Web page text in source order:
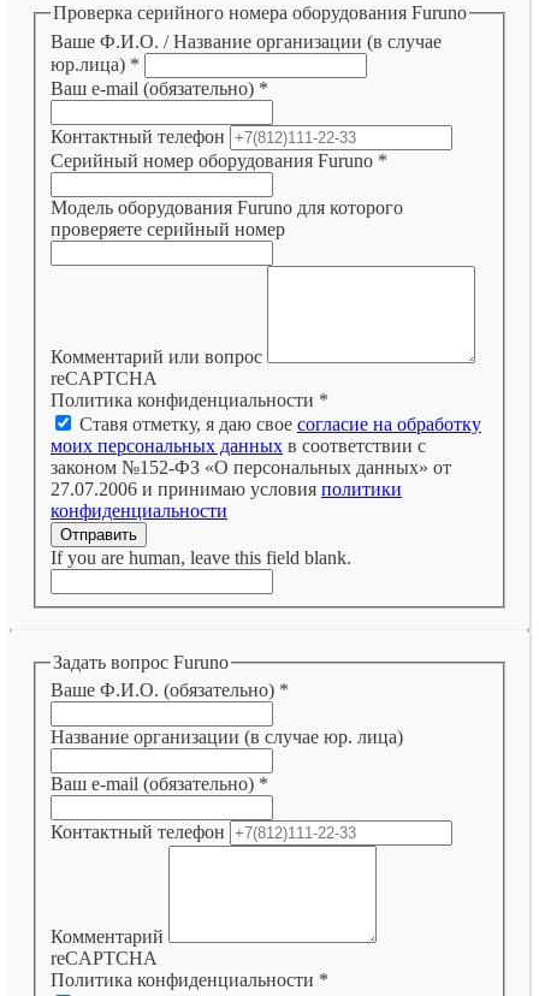
Проверка серийного номера оборудования Furuno
Ваше Ф.И.О. / Название организации (в случае
юр.лица) *
Ваш e-mail (обязательно) *
Контактный телефон
Серийный номер оборудования Furuno *
Модель оборудования Furuno для которого
проверяете серийный номер
Комментарий или вопрос
reCAPTCHA
Политика конфиденциальности *
Ставя отметку, я даю свое согласие на обработку
моих персональных данных в соответствии с
законом №152-ФЗ «О персональных данных» от
27.07.2006 и принимаю условия политики
конфиденциальности
Отправить
If you are human, leave this field blank.
Задать вопрос Furuno
Ваше Ф.И.О. (обязательно) *
Название организации (в случае юр. лица)
Ваш e-mail (обязательно) *
Контактный телефон
Комментарий
reCAPTCHA
Политика конфиденциальности *